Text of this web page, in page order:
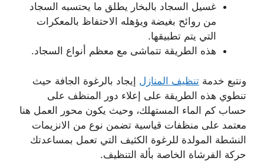
غسيل السجاد بالبخار يطلق ما يحتسبه السجاد
من روائح بغيضة ويؤهله الاحتفاظ بالمعكرات
التي يتم تطبيقها.
هذه الطريقة تتماشى مع معظم أنواع السجاد.
ونتبع خدمة تنظيف المنازل إيجاد بالرغوة الجافة حيث
تنطوي هذه الطريقة على إعلاء دور المنظف على
حساب كم الماء المستهلك، وحيث يكون محور العمل هنا
معتمد على منظفات قياسية تضمن نوع من الانزيمات
النشطة المولدة للرغوة الكثيف التي تعمل بمساعدتك
حركة الفرشاة الخاصة بألة التنظيف.